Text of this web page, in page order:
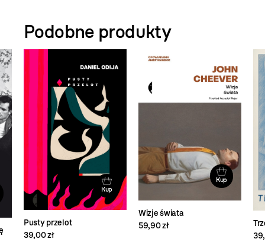
Podobne produkty
Kup
Pusty przelot
39,00 zł
Kup
Wizje świata
59,90 zł